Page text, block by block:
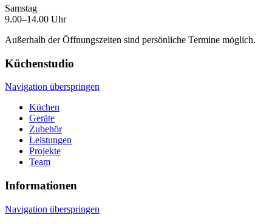
Samstag
9.00–14.00 Uhr
Außerhalb der Öffnungszeiten sind persönliche Termine möglich.
Küchenstudio
Navigation überspringen
Küchen
Geräte
Zubehör
Leistungen
Projekte
Team
Informationen
Navigation überspringen